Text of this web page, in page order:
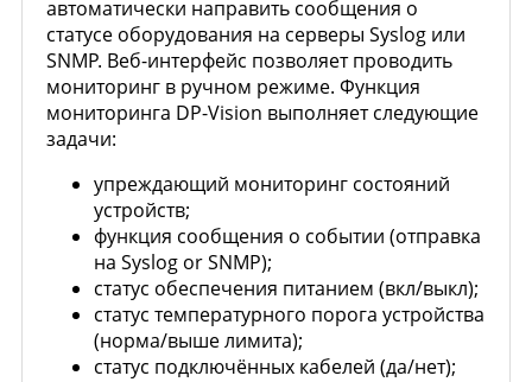
автоматически направить сообщения о
статусе оборудования на серверы Syslog или
SNMP. Веб-интерфейс позволяет проводить
мониторинг в ручном режиме. Функция
мониторинга DP-Vision выполняет следующие
задачи:
упреждающий мониторинг состояний
устройств;
функция сообщения о событии (отправка
на Syslog or SNMP);
статус обеспечения питанием (вкл/выкл);
статус температурного порога устройства
(норма/выше лимита);
статус подключённых кабелей (да/нет);